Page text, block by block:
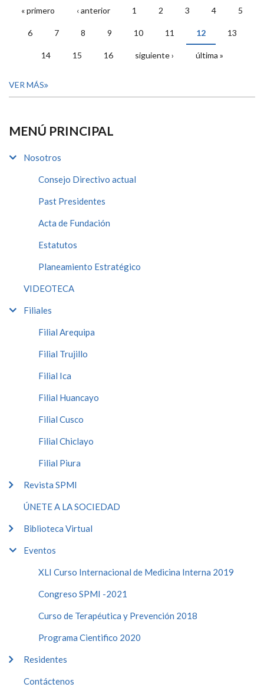
PÁGINAS
« primero ‹ anterior 1 2 3 4 5
6 7 8 9 10 11 12 13
14 15 16 siguiente › última »
VER MÁS
MENÚ PRINCIPAL
Nosotros
Consejo Directivo actual
Past Presidentes
Acta de Fundación
Estatutos
Planeamiento Estratégico
VIDEOTECA
Filiales
Filial Arequipa
Filial Trujillo
Filial Ica
Filial Huancayo
Filial Cusco
Filial Chiclayo
Filial Piura
Revista SPMI
ÚNETE A LA SOCIEDAD
Biblioteca Virtual
Eventos
XLI Curso Internacional de Medicina Interna 2019
Congreso SPMI -2021
Curso de Terapéutica y Prevención 2018
Programa Cientifico 2020
Residentes
Contáctenos